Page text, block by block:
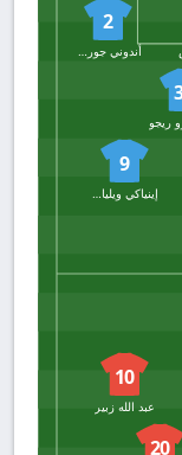
2
أندوني جوروزابيل
ريجو
9
إينياكي ويليامز
10
عبد الله زبير
20